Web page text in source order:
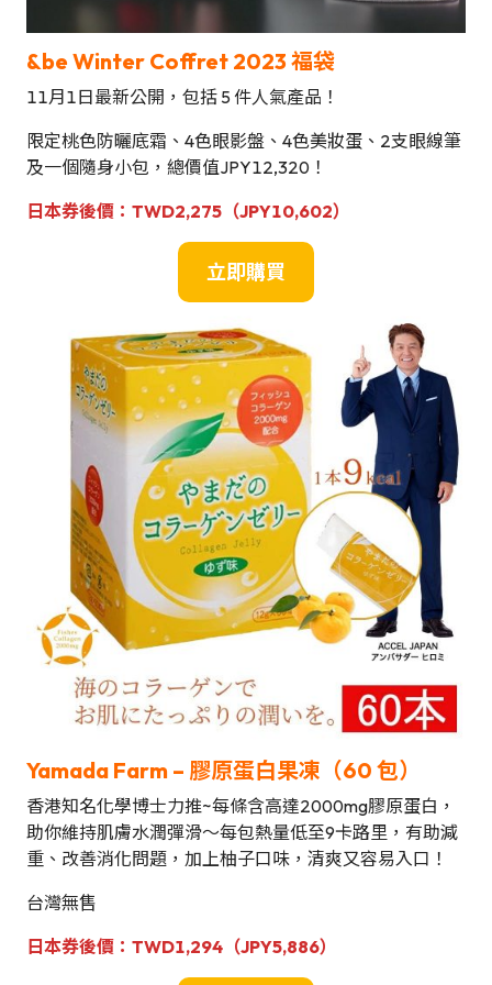
&be Winter Coffret 2023 福袋
11月1日最新公開，包括 5 件人氣產品！
限定桃色防曬底霜、4色眼影盤、4色美妝蛋、2支眼線筆
及一個隨身小包，總價值JPY12,320！
日本券後價 ： TWD2,275（JPY10,602）
立即購買
Yamada Farm – 膠原蛋白果凍（60 包）
香港知名化學博士力推~每條含高達2000mg膠原蛋白，
助你維持肌膚水潤彈滑～每包熱量低至9卡路里，有助減
重、改善消化問題，加上柚子口味，清爽又容易入口！
台灣無售
日本券後價：TWD1,294（JPY5,886）